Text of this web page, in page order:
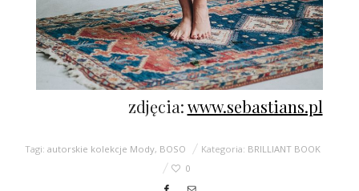
zdjęcia:www.sebastians.pl
Tagi:autorskie kolekcje Mody, BOSO Kategoria: BRILLIANT BOOK
0